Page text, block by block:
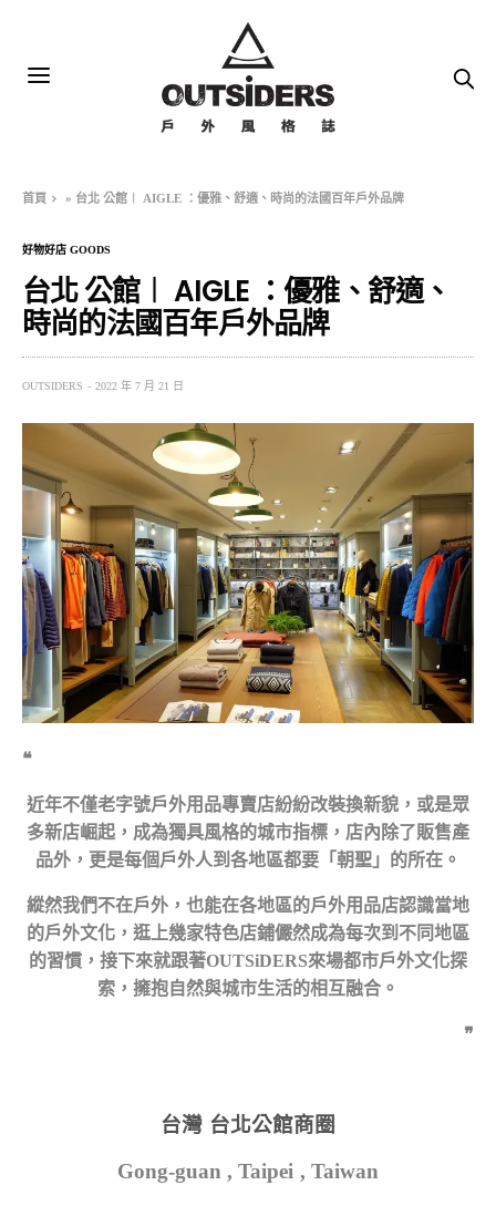
首頁 » 台北 公館︱ AIGLE ：優雅、舒適、時尚的法國百年戶外品牌
好物好店 GOODS
台北 公館︱ AIGLE ：優雅、舒適、
時尚的法國百年戶外品牌
OUTSIDERS 2022 年 7 月 21 日
❝
近年不僅老字號戶外用品專賣店紛紛改裝換新貌，或是眾
多新店崛起，成為獨具風格的城市指標，店內除了販售產
品外，更是每個戶外人到各地區都要「朝聖」的所在。
縱然我們不在戶外，也能在各地區的戶外用品店認識當地
的戶外文化，逛上幾家特色店鋪儼然成為每次到不同地區
的習慣，接下來就跟著OUTSiDERS來場都市戶外文化探
索，擁抱自然與城市生活的相互融合。
❞
台灣 台北公館商圈
Gong-guan , Taipei , Taiwan